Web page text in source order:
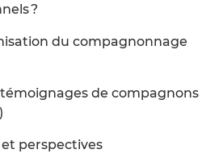
?
du compagnonnage
de compagnons
et perspectives